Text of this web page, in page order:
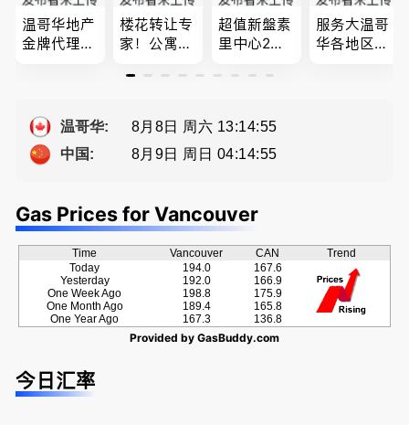
温哥华地产
金牌代理经
恳的朋友
楼花转让专
家！公寓销
迎委托，多
案！
超值新盤素
里中心2房1
級公寓，So
-689-5519
服务大温哥
华各地区的
温哥华:
8月8日 周六 13:14:56
中国:
8月9日 周日 04:14:56
Gas Prices for Vancouver
Time Vancouver CAN
Trend
Today
Yesterday
One Week Ago
One Month Ago
One Year Ago
194.0
192.0
198.8
189.4
167.3
167.6
166.9
175.9
165.8
136.8
Provided by GasBuddy.com
今日汇率